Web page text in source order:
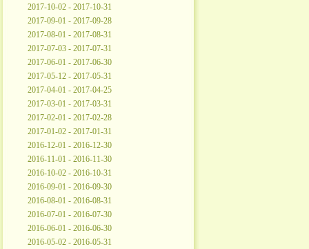
2017-10-02 - 2017-10-31
2017-09-01 - 2017-09-28
2017-08-01 - 2017-08-31
2017-07-03 - 2017-07-31
2017-06-01 - 2017-06-30
2017-05-12 - 2017-05-31
2017-04-01 - 2017-04-25
2017-03-01 - 2017-03-31
2017-02-01 - 2017-02-28
2017-01-02 - 2017-01-31
2016-12-01 - 2016-12-30
2016-11-01 - 2016-11-30
2016-10-02 - 2016-10-31
2016-09-01 - 2016-09-30
2016-08-01 - 2016-08-31
2016-07-01 - 2016-07-30
2016-06-01 - 2016-06-30
2016-05-02 - 2016-05-31